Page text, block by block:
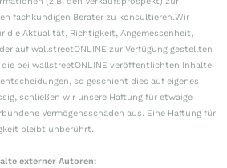
fachkundigen Berater zu konsultieren.Wir
die Aktualität, Richtigkeit, Angemessenheit,
auf wallstreetONLINE zur Verfügung gestellten
bei wallstreetONLINE veröffentlichten Inhalte
so geschieht dies auf eigenes
schließen wir unsere Haftung für etwaige
Vermögensschäden aus. Eine Haftung für
bleibt unberührt.
externer Autoren: